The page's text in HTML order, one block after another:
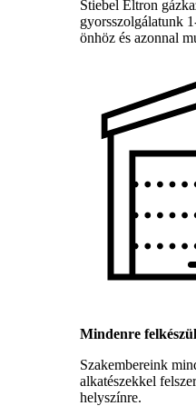
Stiebel Eltron
gyorsszolgálatunk
önhöz és azonnal
Mindenre
Szakembereink
alkatészekkel
helyszínre.